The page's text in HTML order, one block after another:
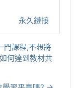
永久鏈接
門課程,不想將
何達到教材共